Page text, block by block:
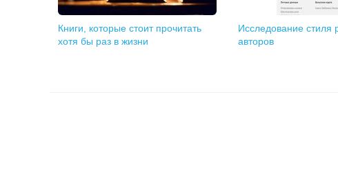
Книги, которые стоит прочитать
хотя бы раз в жизни
Исследование стиля
авторов